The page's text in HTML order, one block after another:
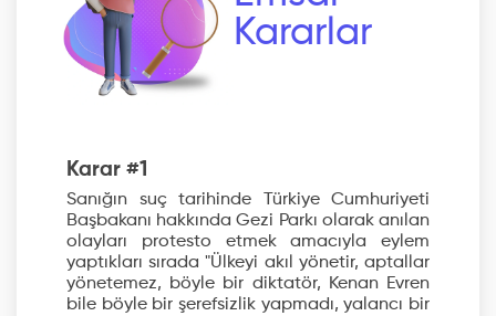
Kararlar
Karar #1
Sanığın suç tarihinde Türkiye Cumhuriyeti
Başbakanı hakkında Gezi Parkı olarak anılan
olayları protesto etmek amacıyla eylem
yaptıkları sırada "Ülkeyi akıl yönetir, aptallar
yönetemez, böyle bir diktatör, Kenan Evren
bile böyle bir şerefsizlik yapmadı, yalancı bir